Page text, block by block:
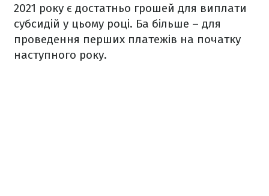
2021 року є достатньо грошей для виплати
субсидій у цьому році. Ба більше – для
проведення перших платежів на початку
наступного року.